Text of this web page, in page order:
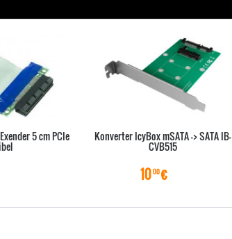
5 cm PCIe Konverter IcyBox mSATA -> SATA IB-
CVB515
1000€